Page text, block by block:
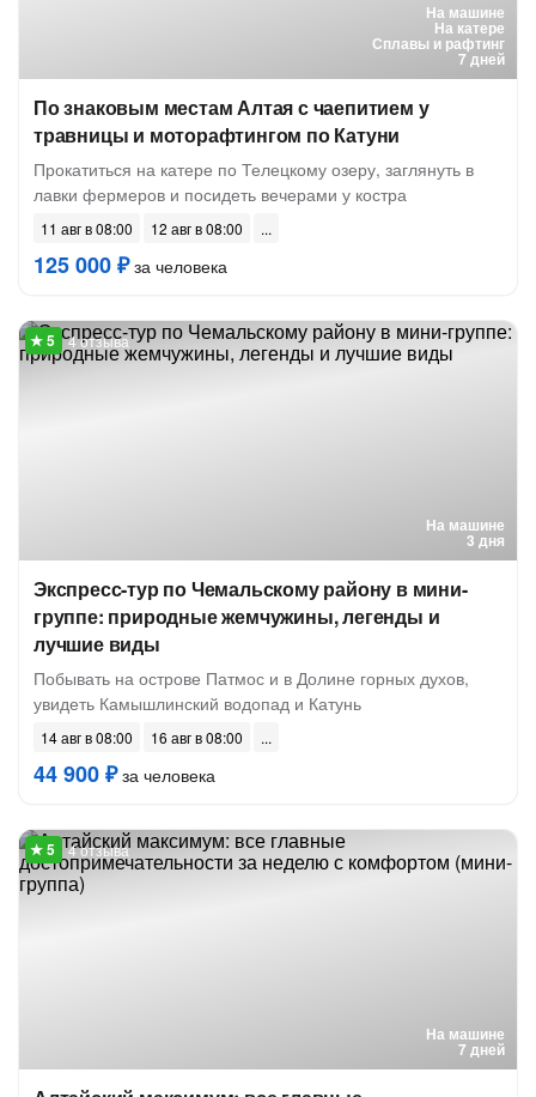
На машине
На катере
Сплавы и рафтинг
7 дней
По знаковым местам Алтая с чаепитием у
травницы и моторафтингом по Катуни
Прокатиться на катере по Телецкому озеру, заглянуть в
лавки фермеров и посидеть вечерами у костра
11 авг в 08:00 12 авг в 08:00
125 000 ₽за человека
На машине
3 дня
4 отзыва
Экспресс-тур по Чемальскому району в мини-
группе: природные жемчужины, легенды и
лучшие виды
Побывать на острове Патмос и в Долине горных духов,
увидеть Камышлинский водопад и Катунь
14 авг в 08:00 16 авг в 08:00
44 900 ₽за человека
На машине
7 дней
4 отзыва